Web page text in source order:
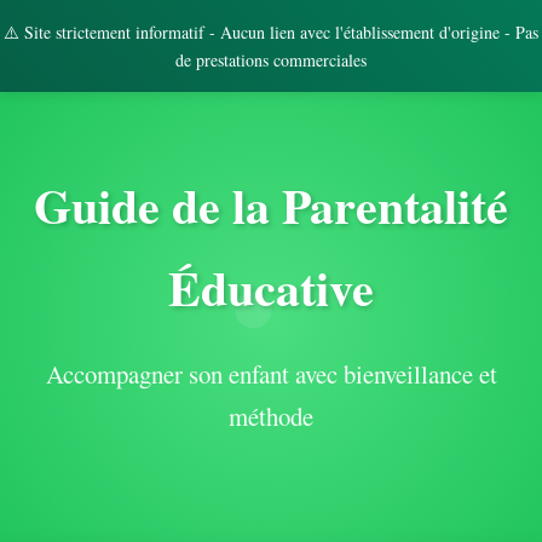
⚠️ Site strictement informatif - Aucun lien avec l'établissement d'origine - Pas
de prestations commerciales
Guide de la Parentalité
Éducative
Accompagner son enfant avec bienveillance et
méthode